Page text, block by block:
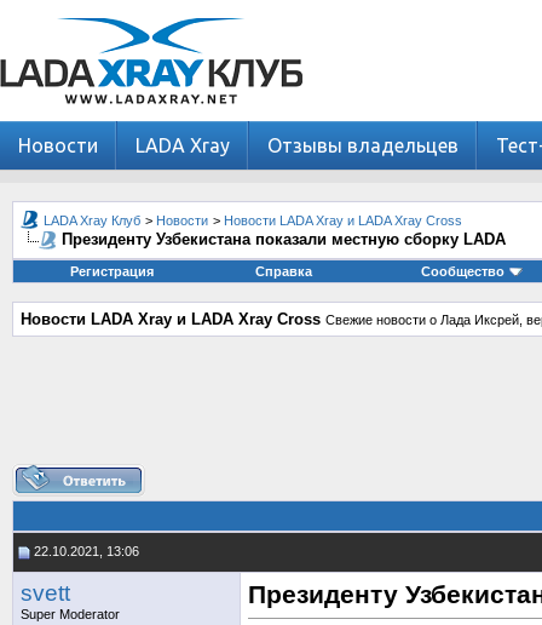
Новости LADA Xray Отзывы владельцев
LADA Xray Клуб > Новости > Новости LADA Xray и LADA Xray Cross
Президенту Узбекистана показали местную сборку LADA
Регистрация Справка Сообщество
Новости LADA Xray и LADA Xray Cross Свежие новости о Лада Иксрей,
22.10.2021, 13:06
svett
Super Moderator
Президенту